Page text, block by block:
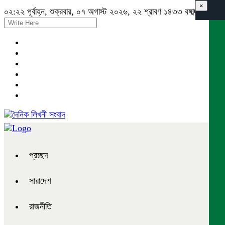
০২:২২ পূর্বাহ্ন, শুক্রবার, ০৭ অগাস্ট ২০২৬, ২২ শ্রাবণ ১৪৩৩ বঙ্গাব্দ
প্রচ্ছদ
সারাদেশ
রাজনীতি
×